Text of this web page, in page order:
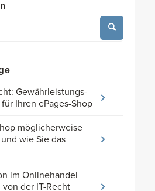
Gewährleistungs-
Ihren ePages-Shop
möglicherweise
wie Sie das
im Onlinehandel
der IT-Recht